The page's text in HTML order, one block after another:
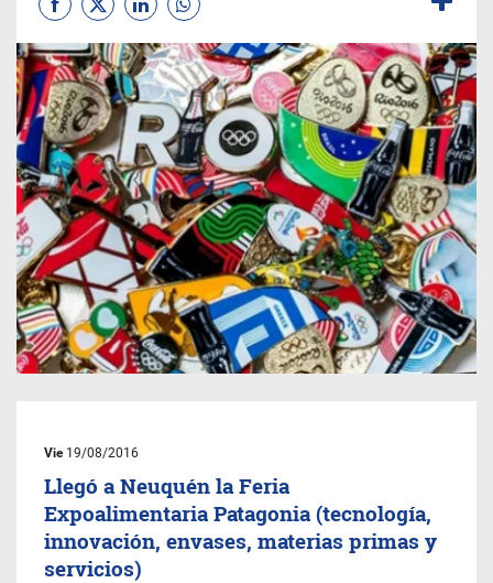
Vie19/08/2016
Llegó a Neuquén la Feria
Expoalimentaria Patagonia (tecnología,
innovación, envases, materias primas y
servicios)